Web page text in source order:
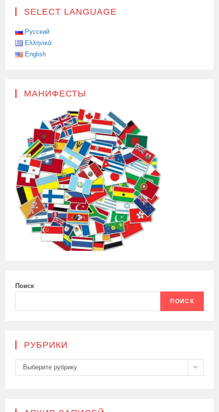
ВОЛНЫ
БИЛИ
SELECT LANGUAGE
Русский
Ελληνικά
English
МАНИФЕСТЫ
Поиск
ПОИСК
РУБРИКИ
Рубрики
Выберите рубрику